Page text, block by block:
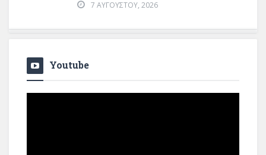
7 ΑΥΓΟΎΣΤΟΥ, 2026
Youtube